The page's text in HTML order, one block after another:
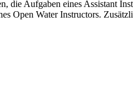
die Aufgaben eines Assistant
Open Water Instructors.